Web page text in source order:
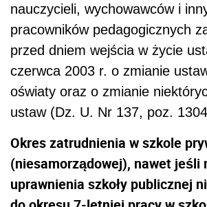
nauczycieli, wychowawców i
pracowników pedagogicznych
przed dniem wejścia w życie
czerwca 2003 r. o zmianie
oświaty oraz o zmianie
ustaw (Dz. U. Nr 137, poz.
Okres zatrudnienia w szkole
(niesamorządowej), nawet jeśli
uprawnienia szkoły publicznej